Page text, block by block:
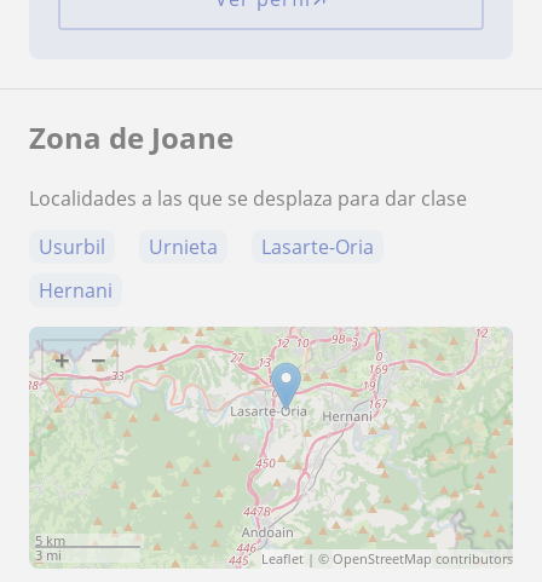
Zona de Joane
Localidades a las que se desplaza para dar clase
Usurbil
Urnieta
Lasarte-Oria
Hernani
+ −
5 km
3 mi
Leaflet | © OpenStreetMap contributors